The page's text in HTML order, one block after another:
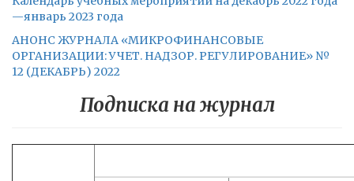
—январь 2023 года
АНОНС ЖУРНАЛА «МИКРОФИНАНСОВЫЕ
ОРГАНИЗАЦИИ: УЧЕТ. НАДЗОР. РЕГУЛИРОВАНИЕ» №
12 (ДЕКАБРЬ) 2022
Подписка на журнал